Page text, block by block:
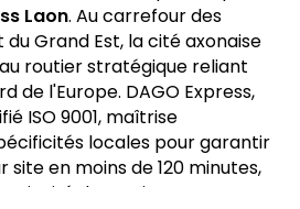
présente une
la ville haute
économique. Cette
une véritable expertise pour
Laon. Au carrefour des
Grand Est, la cité axonaise
routier stratégique reliant
de l'Europe. DAGO Express,